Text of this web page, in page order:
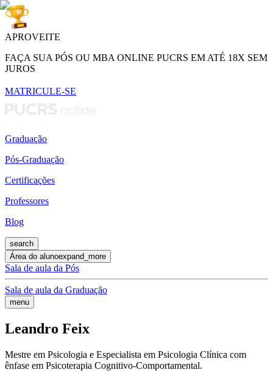
APROVEITE
FAÇA SUA PÓS OU MBA ONLINE PUCRS EM ATÉ 18X SEM
JUROS
MATRICULE-SE
Graduação
Pós-Graduação
Certificações
Professores
Blog
search
Área do alunoexpand_more
Sala de aula da Pós
Sala de aula da Graduação
menu
Leandro Feix
Mestre em Psicologia e Especialista em Psicologia Clínica com
ênfase em Psicoterapia Cognitivo-Comportamental.